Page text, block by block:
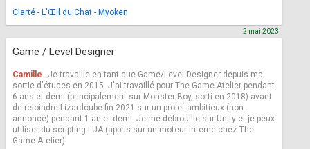
Clarté - L'Œil du Chat - Myoken
Game / Level Designer
2 mai 2023
Camille
Je travaille en tant que Game/Level Designer depuis ma
sortie d'études en 2015. J'ai travaillé pour The Game Atelier pendant
6 ans et demi (principalement sur Monster Boy, sorti en 2018) avant
de rejoindre Lizardcube fin 2021 sur un projet ambitieux (non-
annoncé) pendant 1 an et demi. Je me débrouille sur Unity et je peux
utiliser du scripting LUA (appris sur un moteur interne chez The
Game Atelier).